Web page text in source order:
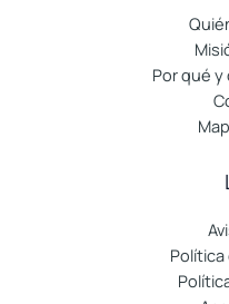
Por qué
Política